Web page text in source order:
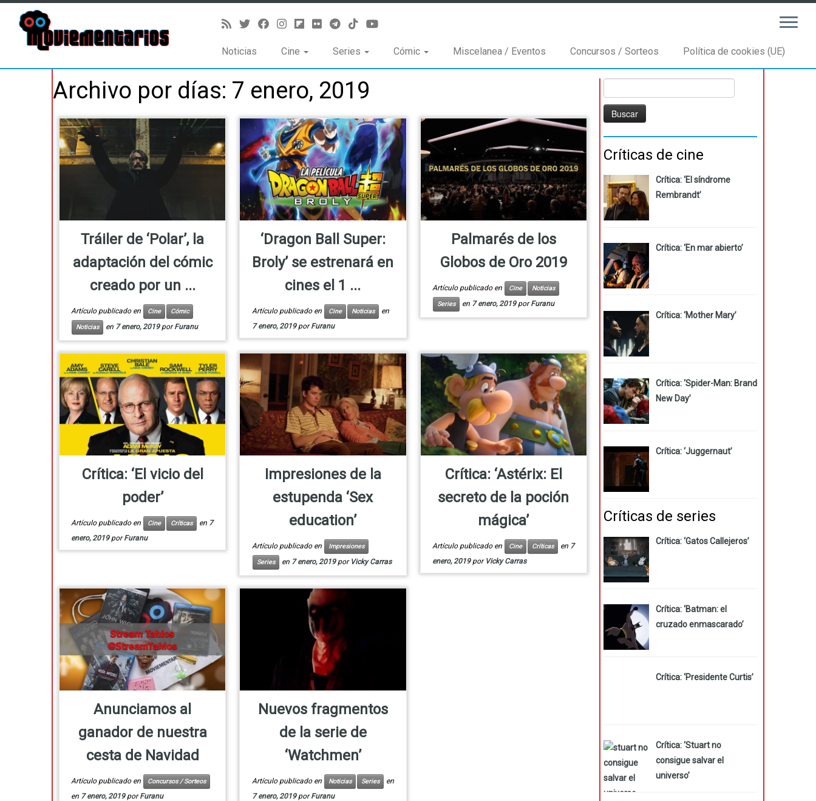
Noticias Cine Series Cómic Miscelanea / Eventos Concursos / Sorteos Política de cookies (UE)
Archivo por días: 7 enero, 2019
Tráiler de ‘Polar’, la
adaptación del cómic
creado por un ...
Artículo publicado en Cine
Cómic
Noticias
en 7 enero, 2019 porFuranu
‘Dragon Ball Super:
Broly’ se estrenará en
cines el 1 ...
Artículo publicado en Cine Noticias
en
7 enero, 2019 porFuranu
Palmarés de los
Globos de Oro 2019
Artículo publicado en Cine
Noticias
Series
en 7 enero, 2019 porFuranu
Crítica: ‘El vicio del
poder’
Artículo publicado en Cine Críticas en 7
enero, 2019 porFuranu
Impresiones de la
estupenda ‘Sex
education’
Artículo publicado en
Impresiones
Series
en 7 enero, 2019 por Vicky Carras
Crítica: ‘Astérix: El
secreto de la poción
mágica’
Artículo publicado en Cine Críticas en 7
enero, 2019 por Vicky Carras
Anunciamos al
ganador de nuestra
cesta de Navidad
Artículo publicado en Concursos / Sorteos
en 7 enero, 2019 porFuranu
Nuevos fragmentos
de la serie de
‘Watchmen’
Artículo publicado en Noticias Series
en
7 enero, 2019 porFuranu
Críticas de cine
Crítica: ‘El síndrome
Rembrandt’
Crítica: ‘En mar abierto’
Crítica: ‘Mother Mary’
Crítica: ‘Spider-Man: Brand
New Day’
Crítica: ‘Juggernaut’
Críticas de series
Crítica: ‘Gatos Callejeros’
Crítica: ‘Batman: el
cruzado enmascarado’
Crítica: ‘Presidente Curtis’
Crítica: ‘Stuart no
consigue salvar el
universo’